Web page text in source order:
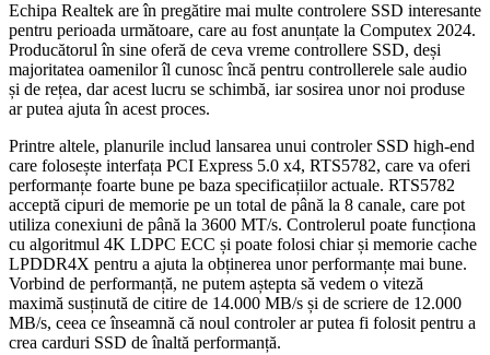
Echipa Realtek are în pregătire mai multe controlere SSD interesante
pentru perioada următoare, care au fost anunțate la Computex 2024.
Producătorul în sine oferă de ceva vreme controllere SSD, deși
majoritatea oamenilor îl cunosc încă pentru controllerele sale audio
și de rețea, dar acest lucru se schimbă, iar sosirea unor noi produse
ar putea ajuta în acest proces.
Printre altele, planurile includ lansarea unui controler SSD high-end
care folosește interfața PCI Express 5.0 x4, RTS5782, care va oferi
performanțe foarte bune pe baza specificațiilor actuale. RTS5782
acceptă cipuri de memorie pe un total de până la 8 canale, care pot
utiliza conexiuni de până la 3600 MT/s. Controlerul poate funcționa
cu algoritmul 4K LDPC ECC și poate folosi chiar și memorie cache
LPDDR4X pentru a ajuta la obținerea unor performanțe mai bune.
Vorbind de performanță, ne putem aștepta să vedem o viteză
maximă susținută de citire de 14.000 MB/s și de scriere de 12.000
MB/s, ceea ce înseamnă că noul controler ar putea fi folosit pentru a
crea carduri SSD de înaltă performanță.